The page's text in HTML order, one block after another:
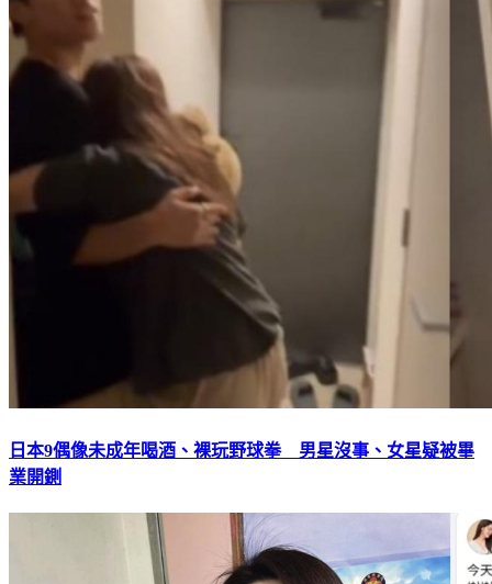
日本9偶像未成年喝酒、裸玩野球拳 男星沒事、女星疑被畢
業開鍘